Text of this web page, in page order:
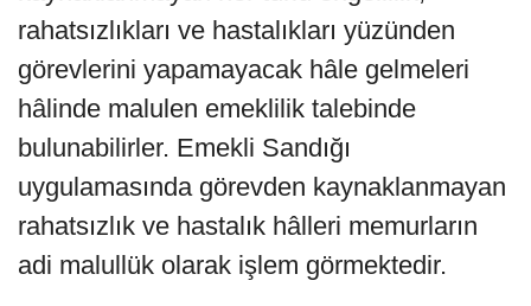
rahatsızlıkları ve hastalıkları yüzünden
görevlerini yapamayacak hâle gelmeleri
hâlinde malulen emeklilik talebinde
bulunabilirler. Emekli Sandığı
uygulamasında görevden kaynaklanmayan
rahatsızlık ve hastalık hâlleri memurların
adi malullük olarak işlem görmektedir.